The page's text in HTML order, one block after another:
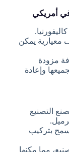
معيارية يمكن
مزودة
وإعادة
التصنيع
50%، مما سمح بتركيب
مما مكنها